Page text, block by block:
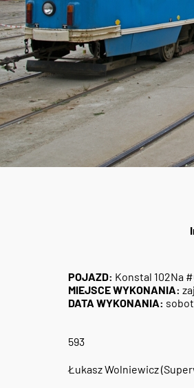
POJAZD: Konstal 102Na
MIEJSCE WYKONANIA:
DATA WYKONANIA:
593
Łukasz Wolniewicz